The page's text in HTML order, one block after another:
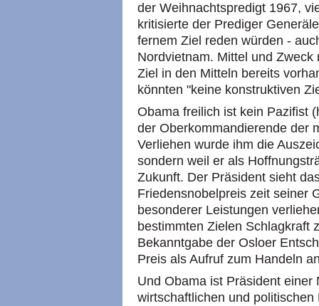
der Weihnachtspredigt 1967,
kritisierte der Prediger
fernem Ziel reden würden -
Nordvietnam. Mittel und
Ziel in den Mitteln bereits
könnten "keine konstruktiven
Obama freilich ist kein Pazifist
der Oberkommandierende der
Verliehen wurde ihm die
sondern weil er als
Zukunft. Der Präsident sieht
Friedensnobelpreis zeit seiner
besonderer Leistungen
bestimmten Zielen Schlagkraft
Bekanntgabe der Osloer
Preis als Aufruf zum Handeln
Und Obama ist Präsident
wirtschaftlichen und